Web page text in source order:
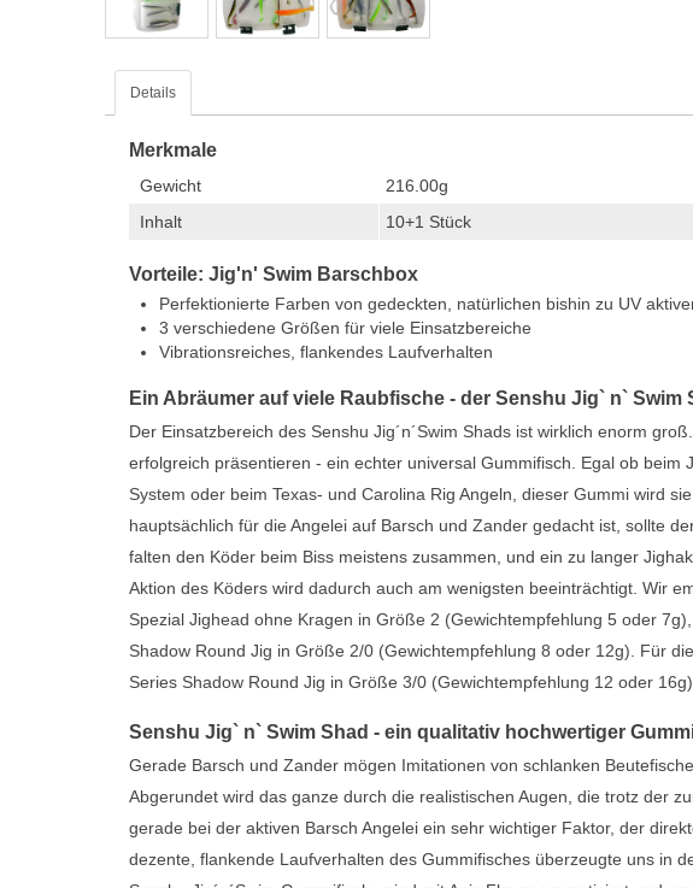
Details
Merkmale
Gewicht
216.00g
Inhalt
10+1 Stück
Vorteile: Jig'n' Swim Barschbox
Perfektionierte Farben von gedeckten, natürlichen bishin zu UV
3 verschiedene Größen für viele Einsatzbereiche
Vibrationsreiches, flankendes Laufverhalten
Ein Abräumer auf viele Raubfische - der Senshu Jig` n`
Der Einsatzbereich des Senshu Jig´n´Swim Shads ist wirklich enorm
erfolgreich präsentieren - ein echter universal Gummifisch. Egal ob
System oder beim Texas- und Carolina Rig Angeln, dieser Gummi wird
hauptsächlich für die Angelei auf Barsch und Zander gedacht ist, sollte
falten den Köder beim Biss meistens zusammen, und ein zu langer
Aktion des Köders wird dadurch auch am wenigsten beeinträchtigt. Wir
Spezial Jighead ohne Kragen in Größe 2 (Gewichtempfehlung 5 oder
Shadow Round Jig in Größe 2/0 (Gewichtempfehlung 8 oder 12g). Für
Series Shadow Round Jig in Größe 3/0 (Gewichtempfehlung 12 oder
Senshu Jig` n` Swim Shad - ein qualitativ hochwertiger
Gerade Barsch und Zander mögen Imitationen von schlanken
Abgerundet wird das ganze durch die realistischen Augen, die trotz der
gerade bei der aktiven Barsch Angelei ein sehr wichtiger Faktor, der
dezente, flankende Laufverhalten des Gummifisches überzeugte uns in